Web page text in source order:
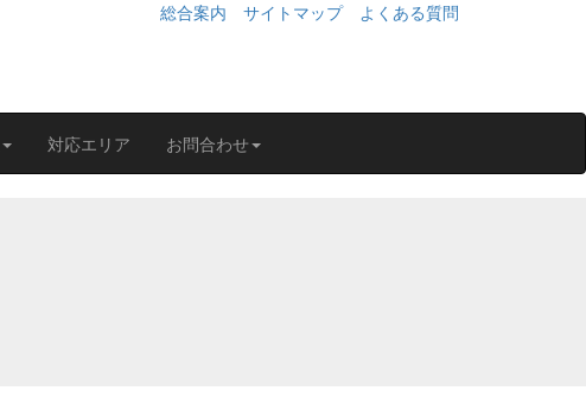
総合案内 サイトマップ よくある質問
対応エリア お問合わせ